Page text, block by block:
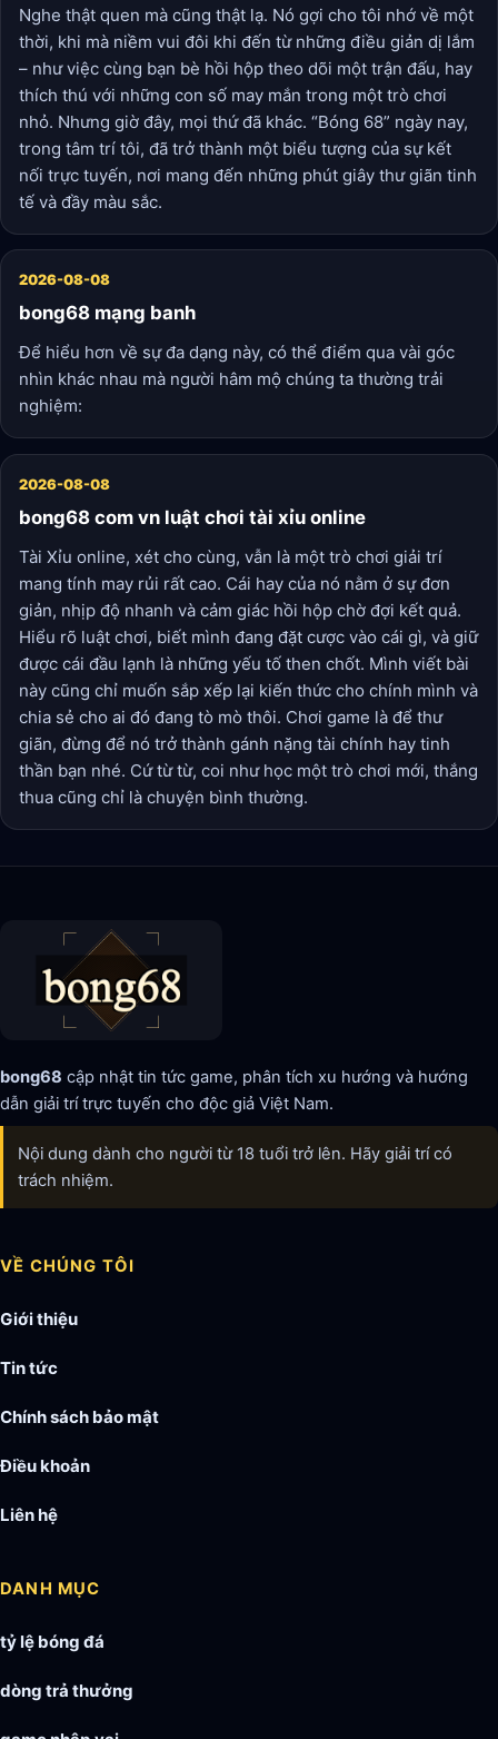
Nghe thật quen mà cũng thật lạ. Nó gợi cho tôi nhớ về một
thời, khi mà niềm vui đôi khi đến từ những điều giản dị lắm
– như việc cùng bạn bè hồi hộp theo dõi một trận đấu, hay
thích thú với những con số may mắn trong một trò chơi
nhỏ. Nhưng giờ đây, mọi thứ đã khác. “Bóng 68” ngày nay,
trong tâm trí tôi, đã trở thành một biểu tượng của sự kết
nối trực tuyến, nơi mang đến những phút giây thư giãn tinh
tế và đầy màu sắc.
2026-08-08
bong68 mạng banh
Để hiểu hơn về sự đa dạng này, có thể điểm qua vài góc
nhìn khác nhau mà người hâm mộ chúng ta thường trải
nghiệm:
2026-08-08
bong68 com vn luật chơi tài xỉu online
Tài Xỉu online, xét cho cùng, vẫn là một trò chơi giải trí
mang tính may rủi rất cao. Cái hay của nó nằm ở sự đơn
giản, nhịp độ nhanh và cảm giác hồi hộp chờ đợi kết quả.
Hiểu rõ luật chơi, biết mình đang đặt cược vào cái gì, và giữ
được cái đầu lạnh là những yếu tố then chốt. Mình viết bài
này cũng chỉ muốn sắp xếp lại kiến thức cho chính mình và
chia sẻ cho ai đó đang tò mò thôi. Chơi game là để thư
giãn, đừng để nó trở thành gánh nặng tài chính hay tinh
thần bạn nhé. Cứ từ từ, coi như học một trò chơi mới, thắng
thua cũng chỉ là chuyện bình thường.
bong68 cập nhật tin tức game, phân tích xu hướng và hướng
dẫn giải trí trực tuyến cho độc giả Việt Nam.
Nội dung dành cho người từ 18 tuổi trở lên. Hãy giải trí có
trách nhiệm.
VỀ CHÚNG TÔI
Giới thiệu
Tin tức
Chính sách bảo mật
Điều khoản
Liên hệ
DANH MỤC
tỷ lệ bóng đá
dòng trả thưởng